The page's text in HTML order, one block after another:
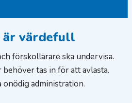
är värdefull
förskollärare ska undervisa.
tas in för att avlasta.
onödig administration.